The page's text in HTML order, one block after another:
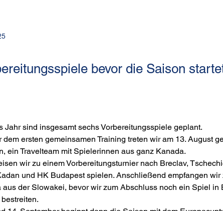
bevor die Saison
Jahr sind insgesamt sechs Vorbereitungsspiele geplant.
dem ersten gemeinsamen Training treten wir am 13. August
ein Travelteam mit Spielerinnen aus ganz Kanada.
wir zu einem Vorbereitungsturnier nach Breclav,
und HK Budapest spielen. Anschließend empfangen
aus der Slowakei, bevor wir zum Abschluss noch ein Spiel in